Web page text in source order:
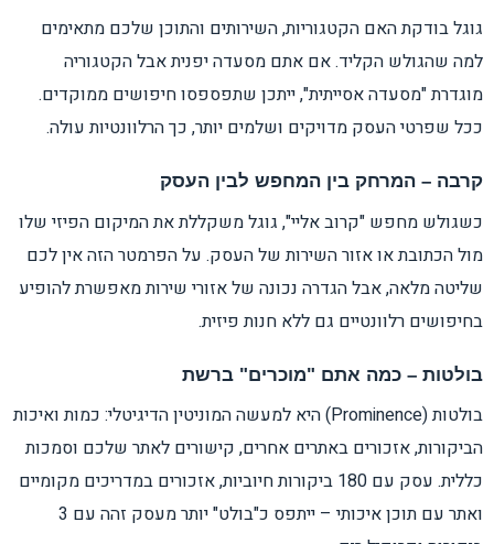
גוגל בודקת האם הקטגוריות, השירותים והתוכן שלכם מתאימים
למה שהגולש הקליד. אם אתם מסעדה יפנית אבל הקטגוריה
מוגדרת "מסעדה אסייתית", ייתכן שתפספסו חיפושים ממוקדים.
ככל שפרטי העסק מדויקים ושלמים יותר, כך הרלוונטיות עולה.
קרבה – המרחק בין המחפש לבין העסק
כשגולש מחפש "קרוב אליי", גוגל משקללת את המיקום הפיזי שלו
מול הכתובת או אזור השירות של העסק. על הפרמטר הזה אין לכם
שליטה מלאה, אבל הגדרה נכונה של אזורי שירות מאפשרת להופיע
בחיפושים רלוונטיים גם ללא חנות פיזית.
בולטות – כמה אתם "מוכרים" ברשת
בולטות (Prominence) היא למעשה המוניטין הדיגיטלי: כמות ואיכות
הביקורות, אזכורים באתרים אחרים, קישורים לאתר שלכם וסמכות
כללית. עסק עם 180 ביקורות חיוביות, אזכורים במדריכים מקומיים
ואתר עם תוכן איכותי – ייתפס כ"בולט" יותר מעסק זהה עם 3